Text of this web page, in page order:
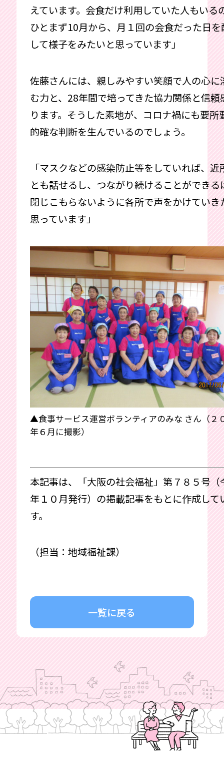
えています。会食だけ利用していた人もいる
ひとまず10月から、月１回の会食だった日
して様子をみたいと思っています」
佐藤さんには、親しみやすい笑顔で人の心に
む力と、28年間で培ってきた協力関係と信頼
ります。そうした素地が、コロナ禍にも要所
的確な判断を生んでいるのでしょう。
「マスクなどの感染防止等をしていれば、近
とも話せるし、つながり続けることができる
閉じこもらないように各所で声をかけていき
思っています」
▲食事サービス運営ボランティアのみな さん（２
年６月に撮影）
本記事は、「大阪の社会福祉」第７８５号（
年１０月発行）の掲載記事をもとに作成して
す。
（担当：地域福祉課）
一覧に戻る